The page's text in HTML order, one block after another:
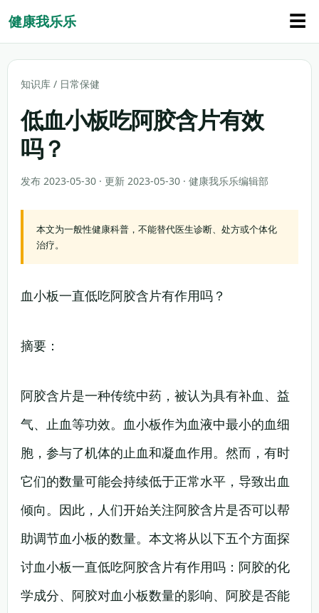
健康我乐乐 ☰
知识库 / 日常保健
低血小板吃阿胶含片有效
吗？
发布 2023-05-30 · 更新 2023-05-30 · 健康我乐乐编辑部
本文为一般性健康科普，不能替代医生诊断、处方或个体化
治疗。
血小板一直低吃阿胶含片有作用吗？
摘要：
阿胶含片是一种传统中药，被认为具有补血、益
气、止血等功效。血小板作为血液中最小的血细
胞，参与了机体的止血和凝血作用。然而，有时
它们的数量可能会持续低于正常水平，导致出血
倾向。因此，人们开始关注阿胶含片是否可以帮
助调节血小板的数量。本文将从以下五个方面探
讨血小板一直低吃阿胶含片有作用吗：阿胶的化
学成分、阿胶对血小板数量的影响、阿胶是否能